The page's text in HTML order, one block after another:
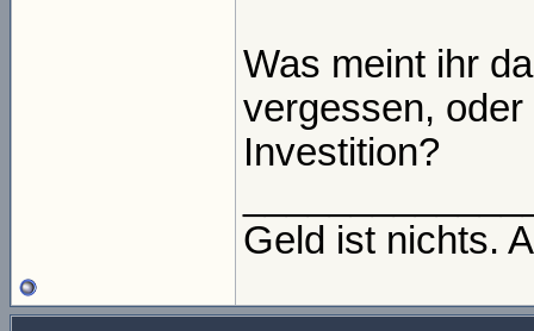
Was meint ihr
vergessen,
Investition?
Geld ist nichts.